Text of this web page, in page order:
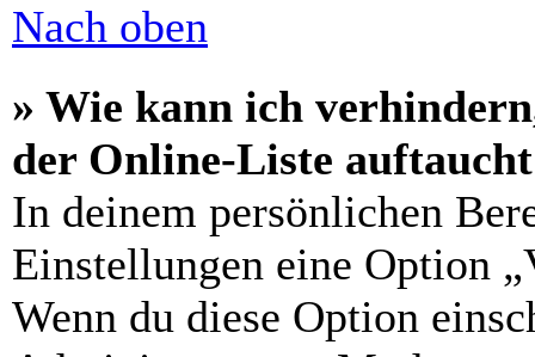
Nach oben
» Wie kann ich
der Online-Liste
In deinem persönlichen
Einstellungen eine Option
Wenn du diese Option